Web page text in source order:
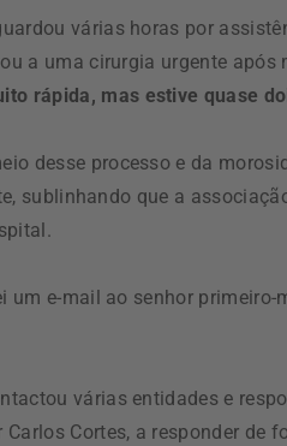
várias horas por
a uma cirurgia urgente após
rápida, mas estive quase
desse processo e da
sublinhando que a
um e-mail ao senhor
várias entidades e
Cortes, a responder de